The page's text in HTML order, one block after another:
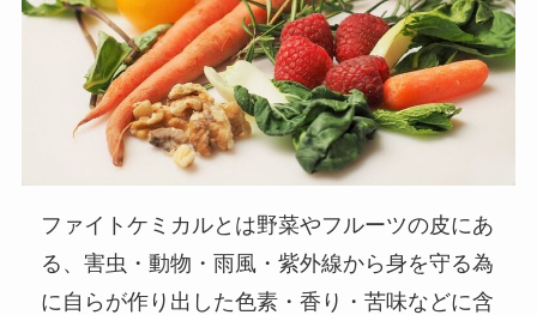
ファイトケミカルとは野菜やフルーツの皮にあ
る、害虫・動物・雨風・紫外線から身を守る為
に自らが作り出した色素・香り・苦味などに含